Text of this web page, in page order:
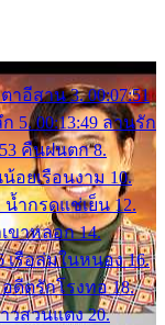
าอีสาน 3. 00:07:51
5. 00:13:49 ลานรัก
คืนฝนตก 8.
น้อยเรือนงาม 10.
น้ำกรดแช่เย็น 12.
เขาหลอก 14.
เรือล่มในหนอง 16.
อดีตรักโรงทอ 18.
าวสวนแตง 20.